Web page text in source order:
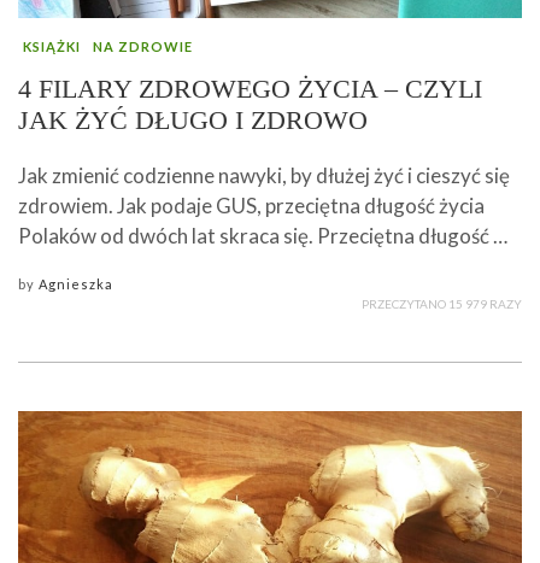
KSIĄŻKI NA ZDROWIE
4 FILARY ZDROWEGO ŻYCIA – CZYLI
JAK ŻYĆ DŁUGO I ZDROWO
Jak zmienić codzienne nawyki, by dłużej żyć i cieszyć się
zdrowiem. Jak podaje GUS, przeciętna długość życia
Polaków od dwóch lat skraca się. Przeciętna długość …
by Agnieszka
PRZECZYTANO 15 979 RAZY